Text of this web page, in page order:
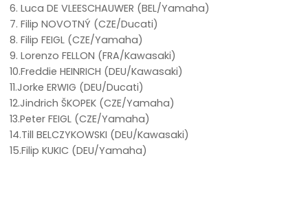
6. Luca DE VLEESCHAUWER (BEL/Yamaha)
7. Filip NOVOTNÝ (CZE/Ducati)
8. Filip FEIGL (CZE/Yamaha)
9. Lorenzo FELLON (FRA/Kawasaki)
10.Freddie HEINRICH (DEU/Kawasaki)
11.Jorke ERWIG (DEU/Ducati)
12.Jindrich ŠKOPEK (CZE/Yamaha)
13.Peter FEIGL (CZE/Yamaha)
14.Till BELCZYKOWSKI (DEU/Kawasaki)
15.Filip KUKIC (DEU/Yamaha)